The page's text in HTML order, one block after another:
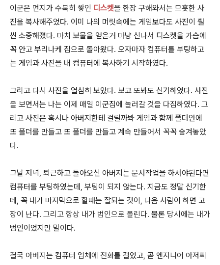
이군은 먼지가 수북히 쌓인 디스켓을 한장 구해와서는 므흣한 사
진을 복사해주었다. 이미 나의 머릿속에는 게임보다도 사진이 훨
씬 소중해졌다. 마치 보물을 얻은거 마냥 신나서 디스켓을 가슴에
꼭 안고 부리나케 집으로 돌아왔다. 오자마자 컴퓨터를 부팅하고
는 게임과 사진을 내 컴퓨터에 복사하기 시작하였다.
그리고 다시 사진을 열심히 보았다. 보고 또봐도 신기하였다. 사진
을 보면서는 나는 이제 매일 이군집에 놀러갈 것을 다짐하였다. 그
리고 사진은 혹시나 아버지한테 걸릴까봐 게임과 함께 폴더안에
또 폴더를 만들고 또 폴더를 만들고 계속 만들어서 꼭꼭 숨겨놓았
다.
그날 저녁, 퇴근하고 돌아오신 아버지는 문서작업을 하셔야된다면
컴퓨터를 부팅하였는데, 부팅이 되지 않는다. 지금도 정말 신기한
데, 꼭 내가 마지막으로 할때는 잘되는 것이, 다음 사람이 하면 고
장이 난다. 그리고 항상 내가 범인으로 몰린다. 물론 당시에는 내가
범인이었지만 말이다.
결국 아버지는 컴퓨터 업체에 전화를 걸었고, 곧 엔지니어 아저씨